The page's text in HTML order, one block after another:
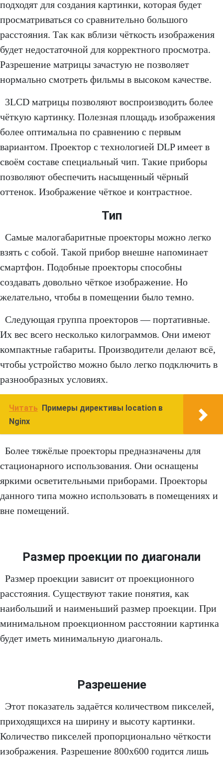
подходят для создания картинки, которая будет
просматриваться со сравнительно большого
расстояния. Так как вблизи чёткость изображения
будет недостаточной для корректного просмотра.
Разрешение матрицы зачастую не позволяет
нормально смотреть фильмы в высоком качестве.
3LCD матрицы позволяют воспроизводить более
чёткую картинку. Полезная площадь изображения
более оптимальна по сравнению с первым
вариантом. Проектор с технологией DLP имеет в
своём составе специальный чип. Такие приборы
позволяют обеспечить насыщенный чёрный
оттенок. Изображение чёткое и контрастное.
Тип
Самые малогабаритные проекторы можно легко
взять с собой. Такой прибор внешне напоминает
смартфон. Подобные проекторы способны
создавать довольно чёткое изображение. Но
желательно, чтобы в помещении было темно.
Следующая группа проекторов — портативные.
Их вес всего несколько килограммов. Они имеют
компактные габариты. Производители делают всё,
чтобы устройство можно было легко подключить в
разнообразных условиях.
Читать
Примеры директивы location в
Nginx
Более тяжёлые проекторы предназначены для
стационарного использования. Они оснащены
яркими осветительными приборами. Проекторы
данного типа можно использовать в помещениях и
вне помещений.
Размер проекции по диагонали
Размер проекции зависит от проекционного
расстояния. Существуют такие понятия, как
наибольший и наименьший размер проекции. При
минимальном проекционном расстоянии картинка
будет иметь минимальную диагональ.
Разрешение
Этот показатель задаётся количеством пикселей,
приходящихся на ширину и высоту картинки.
Количество пикселей пропорционально чёткости
изображения. Разрешение 800х600 годится лишь